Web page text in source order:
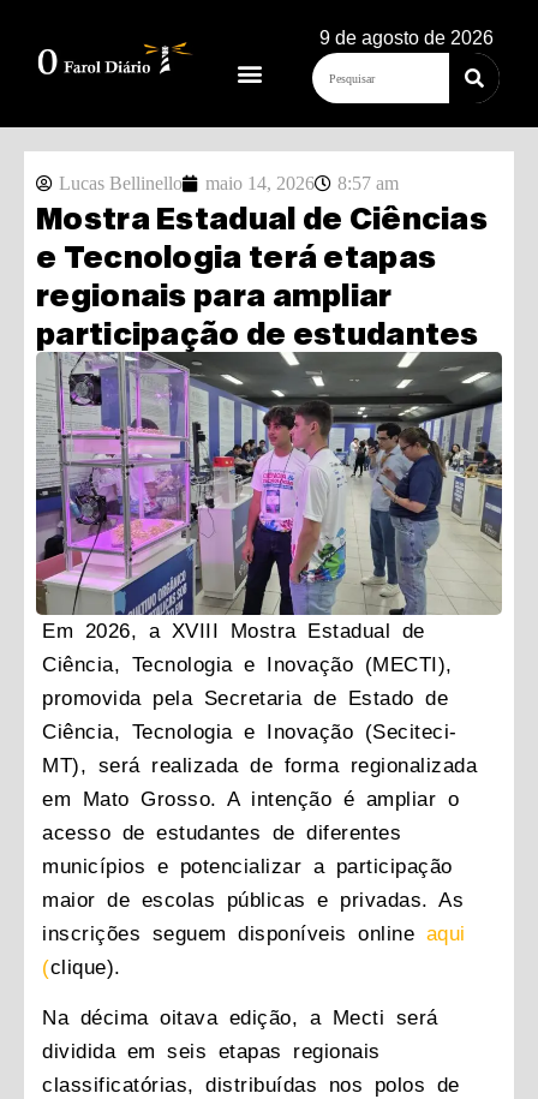
9 de agosto de 2026
Lucas Bellinello maio 14, 2026 8:57 am
Mostra Estadual de Ciências
e Tecnologia terá etapas
regionais para ampliar
participação de estudantes
Em 2026, a XVIII Mostra Estadual de
Ciência, Tecnologia e Inovação (MECTI),
promovida pela Secretaria de Estado de
Ciência, Tecnologia e Inovação (Seciteci-
MT), será realizada de forma regionalizada
em Mato Grosso. A intenção é ampliar o
acesso de estudantes de diferentes
municípios e potencializar a participação
maior de escolas públicas e privadas. As
inscrições seguem disponíveis online aqui
(clique).
Na décima oitava edição, a Mecti será
dividida em seis etapas regionais
classificatórias, distribuídas nos polos de